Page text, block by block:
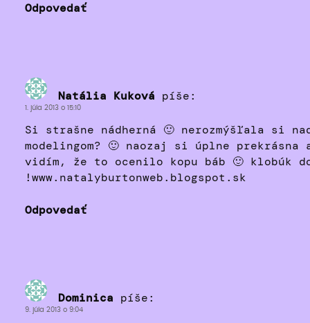
Odpovedať
Natália Kuková píše:
1. júla 2013 o 15:10
Si strašne nádherná 🙂 nerozmýšľala si
modelingom? 🙂 naozaj si úplne prekrásna
vidím, že to ocenilo kopu báb 🙂 klobúk
!www.natalyburtonweb.blogspot.sk
Odpovedať
Dominica píše:
9. júla 2013 o 9:04